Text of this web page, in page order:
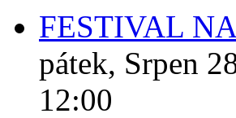
FESTIVAL
pátek, Srpen
12:00